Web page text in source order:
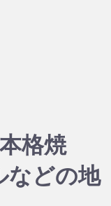
格焼
などの地